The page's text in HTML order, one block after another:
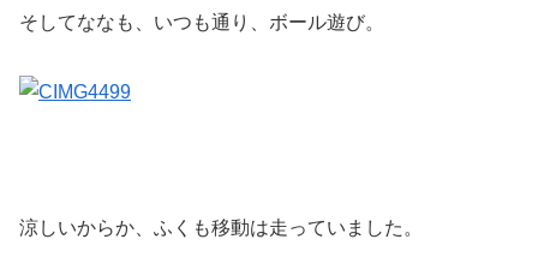
そしてななも、いつも通り、ボール遊び。
涼しいからか、ふくも移動は走っていました。